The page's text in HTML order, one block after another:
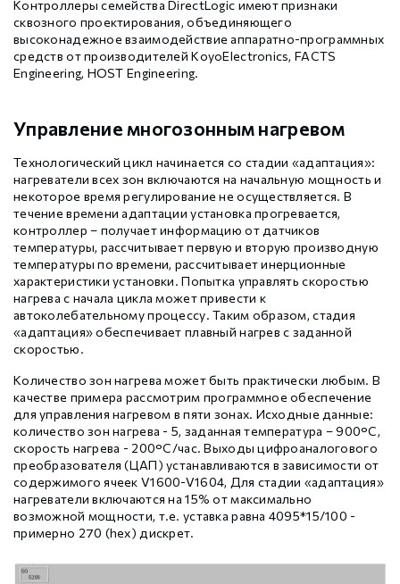
Контроллеры семейства DirectLogic имеют признаки
сквозного проектирования, объединяющего
высоконадежное взаимодействие аппаратно-программных
средств от производителей KoyoElectronics, FACTS
Engineering, HOST Engineering.
Управление многозонным нагревом
Технологический цикл начинается со стадии «адаптация»:
нагреватели всех зон включаются на начальную мощность и
некоторое время регулирование не осуществляется. В
течение времени адаптации установка прогревается,
контроллер – получает информацию от датчиков
температуры, рассчитывает первую и вторую производную
температуры по времени, рассчитывает инерционные
характеристики установки. Попытка управлять скоростью
нагрева с начала цикла может привести к
автоколебательному процессу. Таким образом, стадия
«адаптация» обеспечивает плавный нагрев с заданной
скоростью.
Количество зон нагрева может быть практически любым. В
качестве примера рассмотрим программное обеспечение
для управления нагревом в пяти зонах. Исходные данные:
количество зон нагрева - 5, заданная температура – 900°С,
скорость нагрева - 200°С/час. Выходы цифроаналогового
преобразователя (ЦАП) устанавливаются в зависимости от
содержимого ячеек V1600-V1604, Для стадии «адаптация»
нагреватели включаются на 15% от максимально
возможной мощности, т.е. уставка равна 4095*15/100 -
примерно 270 (hex) дискрет.